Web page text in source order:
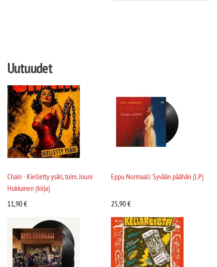
Uutuudet
Chain - Kielletty ysäri, toim. Jouni
Hokkanen (kirja)
11,90€
Eppu Normaali: Syvään päähän (LP)
25,90€